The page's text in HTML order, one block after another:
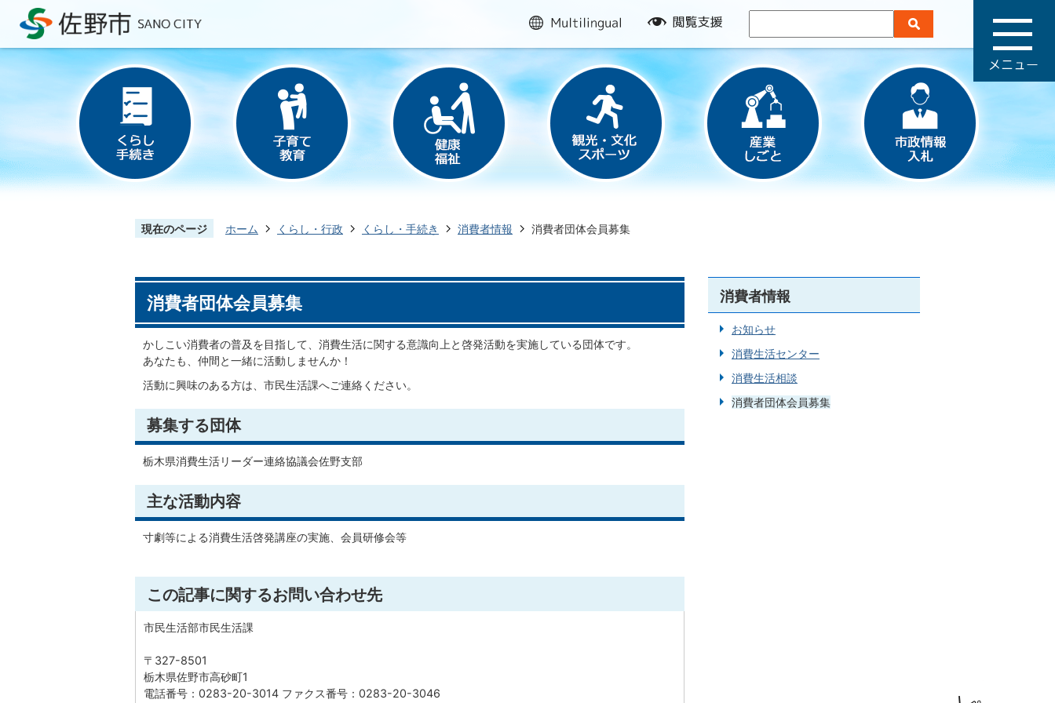
multilingual
閲
援
現在のページ ホーム くらし・行政 くらし・手続き 消費者情報 消費者団体会員募集
消費者団体会員募集
かしこい消費者の普及を目指して、消費生活に関する意識向上と啓発活動を実施している団体です。
あなたも、仲間と一緒に活動しませんか！
活動に興味のある方は、市民生活課へご連絡ください。
募集する団体
栃木県消費生活リーダー連絡協議会佐野支部
主な活動内容
寸劇等による消費生活啓発講座の実施、会員研修会等
この記事に関するお問い合わせ先
市民生活部市民生活課
〒327-8501
栃木県佐野市高砂町1
電話番号：0283-20-3014 ファクス番号：0283-20-3046
消費者情報
お知らせ
消費生活センター
消費生活相談
消費者団体会員募集